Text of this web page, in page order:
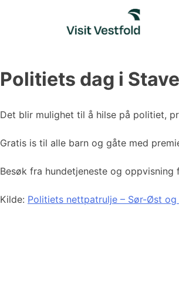
Politiets dag i
Det blir mulighet til å hilse på politiet,
Gratis is til alle barn og gåte med
Besøk fra hundetjeneste og oppvisning
Kilde: Politiets nettpatrulje – Sør-Øst